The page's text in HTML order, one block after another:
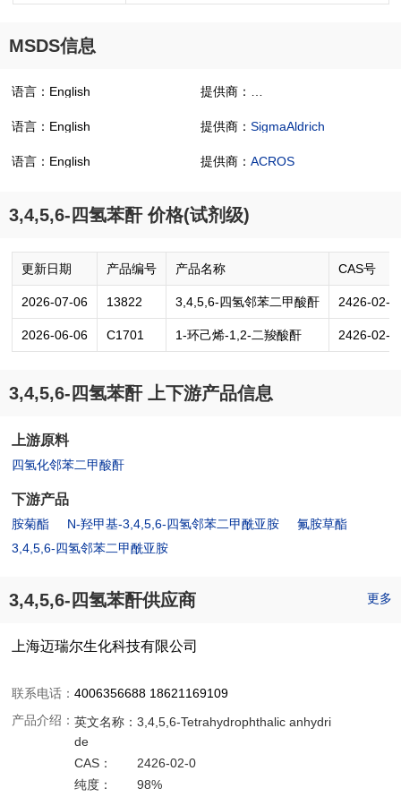
MSDS信息
语言：English
语言：English 提供商： SigmaAldrich
语言：English 提供商： ACROS
3,4,5,6-四氢苯酐 价格(试剂级)
更新日期 产品编号 产品名称 CAS号
2026-07-06 13822 3,4,5,6-四氢邻苯二甲酸酐 2426-02-0
2026-06-06 C1701 1-环己烯-1,2-二羧酸酐 2426-02-0
3,4,5,6-四氢苯酐 上下游产品信息
上游原料
四氢化邻苯二甲酸酐
下游产品
胺菊酯 N-羟甲基-3,4,5,6-四氢邻苯二甲酰亚胺
氟胺草酯
3,4,5,6-四氢邻苯二甲酰亚胺
3,4,5,6-四氢苯酐供应商 更多
上海迈瑞尔生化科技有限公司
联系电话：4006356688 18621169109
产品介绍：英文名称：3,4,5,6-Tetrahydrophthalic anhydri
de
CAS：
2426-02-0
纯度：
98%